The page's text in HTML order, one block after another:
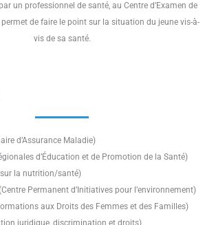
un professionnel de santé, au Centre d’Examen de
permet de faire le point sur la situation du jeune vis-à-
vis de sa santé.
d’Assurance Maladie)
d’Éducation et de Promotion de la Santé)
la nutrition/santé)
Permanent d’Initiatives pour l’environnement)
aux Droits des Femmes et des Familles)